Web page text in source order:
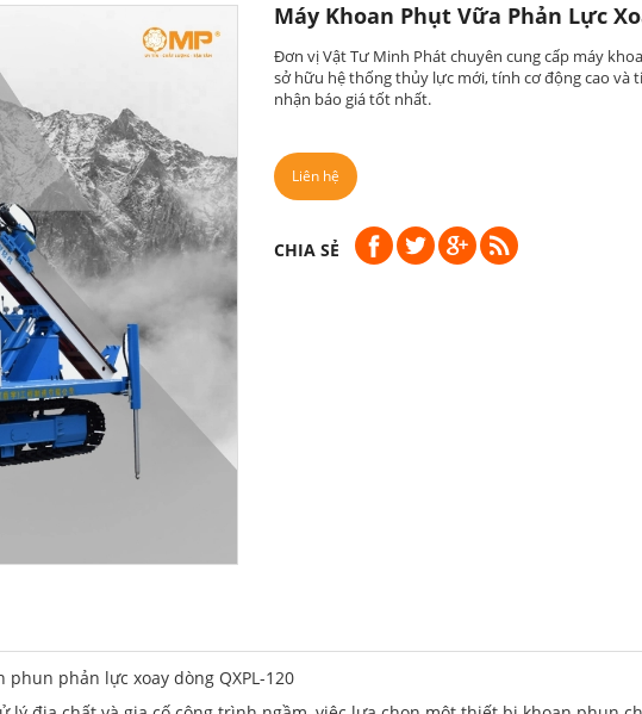
Máy Khoan Phụt Vữa Phản Lực
Đơn vị Vật Tư Minh Phát chuyên cung cấp máy
sở hữu hệ thống thủy lực mới, tính cơ động cao và
nhận báo giá tốt nhất.
Liên hệ
CHIA SẺ
phản lực xoay dòng QXPL-120